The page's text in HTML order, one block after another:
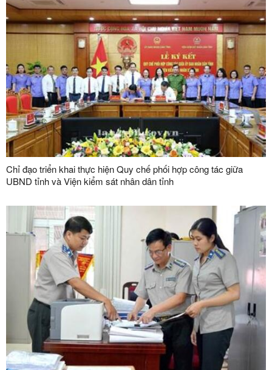
Quốc)
Chỉ đạo triển khai thực hiện Quy chế phối hợp công tác giữa
UBND tỉnh và Viện kiểm sát nhân dân tỉnh